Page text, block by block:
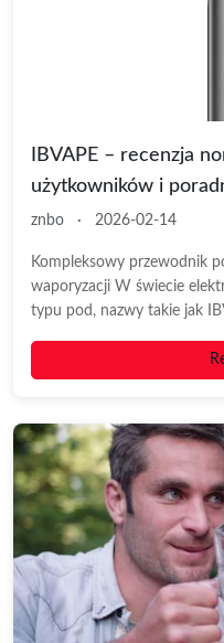
IBVAPE – recenzja
użytkowników i
znbo · 2026-02-14
Kompleksowy przewodnik
waporyzacji W świecie
typu pod, nazwy takie jak